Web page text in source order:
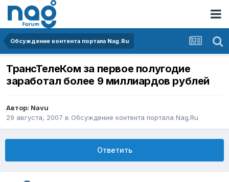
Обсуждение контента портала Nag.Ru
ТрансТелеКом за первое полугодие
заработал более 9 миллиардов рублей
Автор: Navu
29 августа, 2007 в Обсуждение контента портала Nag.Ru
Ответить